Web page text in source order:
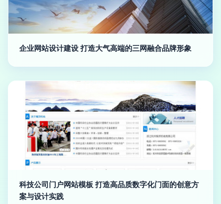
企业网站设计建设 打造大气高端的三网融合品牌形象
科技公司门户网站模板 打造高品质数字化门面的创意方
案与设计实践